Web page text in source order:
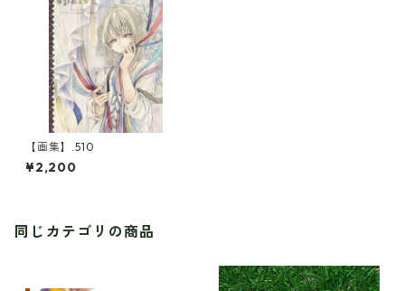
【画集】.510
¥2,200
同じカテゴリの商品